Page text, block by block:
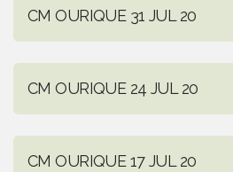
CM OURIQUE 31 JUL 20
CM OURIQUE 24 JUL 20
CM OURIQUE 17 JUL 20